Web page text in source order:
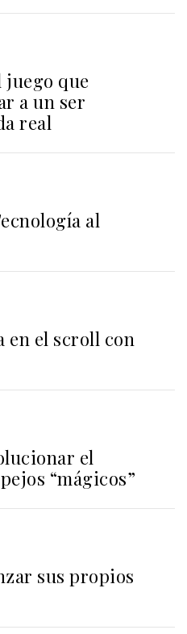
juego que
a un ser
real
al
en el scroll con
el
“mágicos”
sus propios